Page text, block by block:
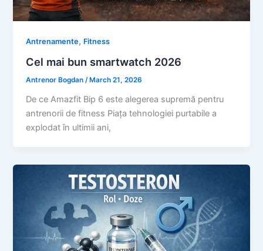
Antrenamente, Fitness
Cel mai bun smartwatch 2026
Antrenor Bogdan /March 21, 2026
De ce Amazfit Bip 6 este alegerea supremă pentru
antrenorii de fitness Piața tehnologiei purtabile a
explodat în ultimii ani,